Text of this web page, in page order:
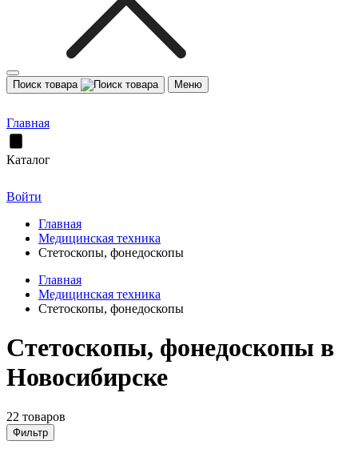
Поиск товара Меню
Главная
Каталог
Войти
Главная
Медицинская техника
Стетоскопы, фонедоскопы
Главная
Медицинская техника
Стетоскопы, фонедоскопы
Стетоскопы, фонедоскопы в
Новосибирске
22 товаров
Фильтр